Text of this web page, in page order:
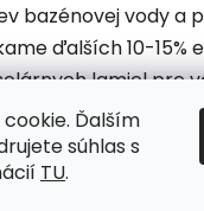
Ďalším
súhlas s
TU.
bazénovej vody a
ďalších 10-15%
lamiel pre
komplikované
vody.